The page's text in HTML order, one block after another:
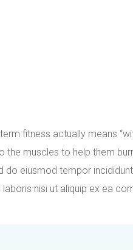
fitness actually means
muscles to help them
eiusmod tempor
nisi ut aliquip ex ea